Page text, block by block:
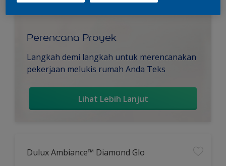
Perencana Proyek
Langkah demi langkah untuk merencanakan
pekerjaan melukis rumah Anda Teks
Lihat Lebih Lanjut
Dulux Ambiance™ Diamond Glo